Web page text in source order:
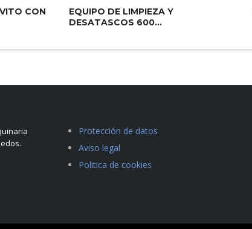
CON
EQUIPO DE LIMPIEZA Y
DESATASCOS 600...
Protección de datos
Aviso legal
Politica de cookies